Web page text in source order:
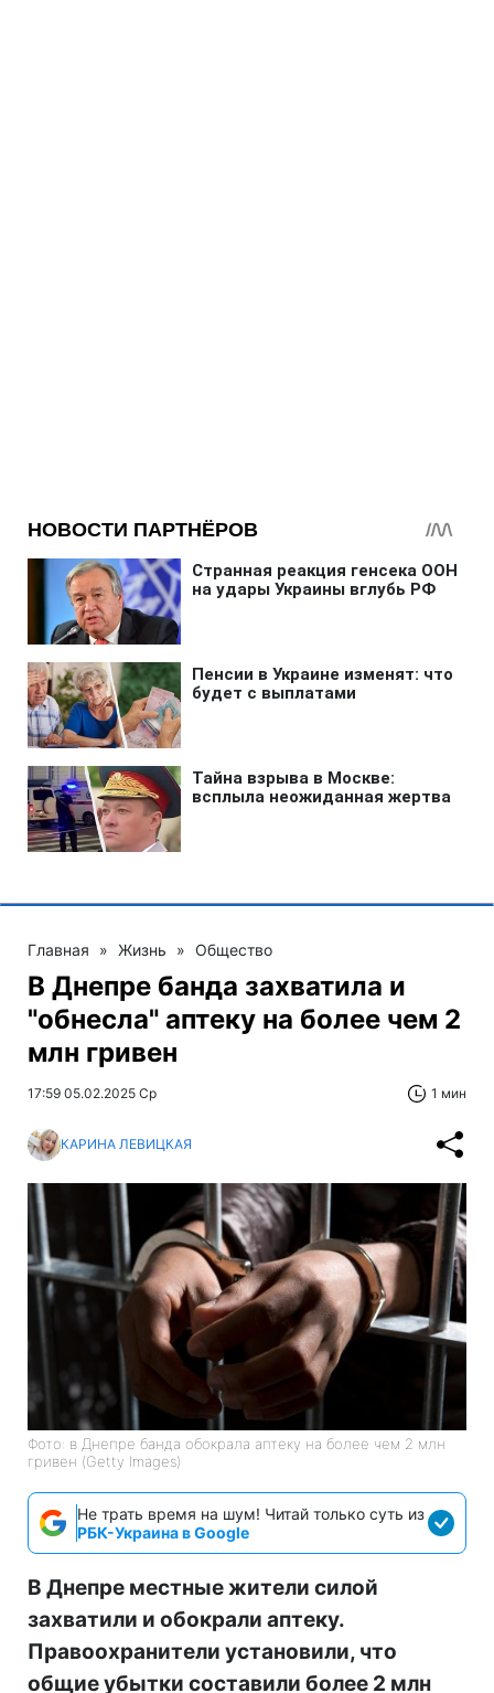
Главная » Жизнь » Общество
В Днепре банда захватила и
"обнесла" аптеку на более чем 2
млн гривен
17:59 05.02.2025 Ср 1 мин
КАРИНА ЛЕВИЦКАЯ
Фото: в Днепре банда обокрала аптеку на более чем 2 млн
гривен (Getty Images)
Не трать время на шум! Читай только суть из
РБК-Украина в Google
В Днепре местные жители силой
захватили и обокрали аптеку.
Правоохранители установили, что
общие убытки составили более 2 млн